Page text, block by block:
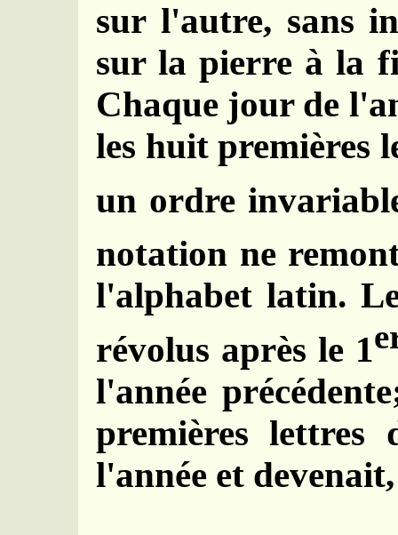
sur l'autre, sans
sur la pierre à la
Chaque jour de
les huit premières
un ordre
notation ne
l'alphabet latin.
révolus après le 1
l'année
premières
l'année et